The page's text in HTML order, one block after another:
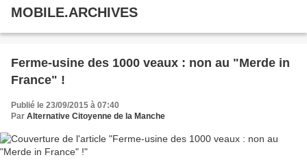
MOBILE.ARCHIVES
Ferme-usine des 1000 veaux : non au "Merde in
France" !
Publié le 23/09/2015 à 07:40
Par Alternative Citoyenne de la Manche